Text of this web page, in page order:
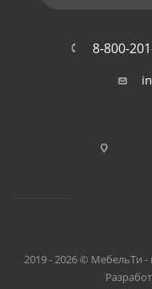
8-800-
2019 - 2026 © МебельТи